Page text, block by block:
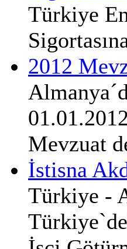
Türkiye
2012
Mevzuat
İstisna
Türkiye -